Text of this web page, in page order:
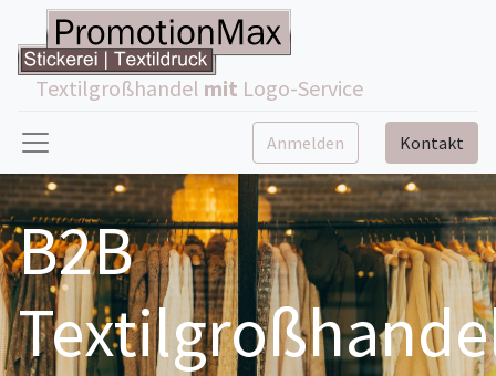
Textilgroßhandel mit Logo-Service
Anmelden Kontakt
B2B